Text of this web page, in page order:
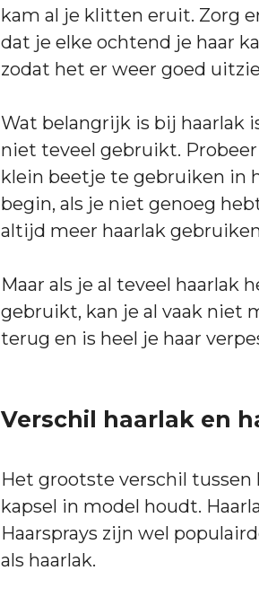
kam al je klitten eruit. Zorg
dat je elke ochtend je haar
zodat het er weer goed
Wat belangrijk is bij haarlak
niet teveel gebruikt.
klein beetje te gebruiken in
begin, als je niet genoeg
altijd meer haarlak
Maar als je al teveel haarlak
gebruikt, kan je al vaak niet
terug en is heel je haar
Verschil haarlak en
Het grootste verschil tussen
kapsel in model houdt.
Haarsprays zijn wel
als haarlak.